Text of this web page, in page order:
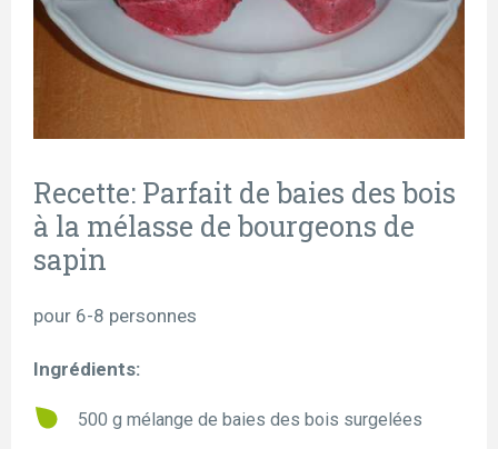
Recette: Parfait de baies des bois
à la mélasse de bourgeons de
sapin
pour 6-8 personnes
Ingrédients:
500 g mélange de baies des bois surgelées